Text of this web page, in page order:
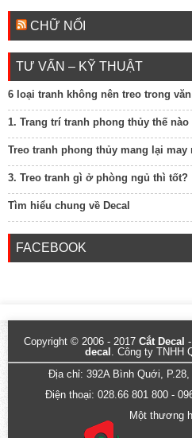
CHỮ NỔI
TƯ VẤN – KỸ THUẬT
6 loại tranh không nên treo trong
1. Trang trí tranh phong thủy thế
Treo tranh phong thủy mang lại
3. Treo tranh gì ở phòng ngủ thì tốt?
Tìm hiểu chung về Decal
FACEBOOK
Copyright © 2006 - 2017 Cắt Decal -
decal . Công ty TNHH
Địa chỉ: 392A Bình Quới,
Điện thoại: 028.66 801 800 -
Một thương